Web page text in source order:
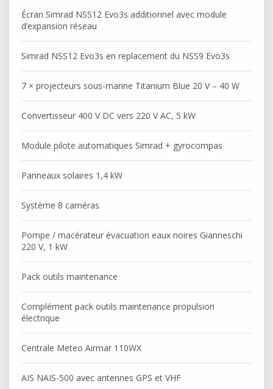
Écran Simrad NSS12 Evo3s additionnel avec module
d’expansion réseau
Simrad NSS12 Evo3s en replacement du NSS9 Evo3s
7 × projecteurs sous-marine Titanium Blue 20 V – 40 W
Convertisseur 400 V DC vers 220 V AC, 5 kW
Module pilote automatiques Simrad + gyrocompas
Panneaux solaires 1,4 kW
Système 8 caméras
Pompe / macérateur évacuation eaux noires Gianneschi
220 V, 1 kW
Pack outils maintenance
Complément pack outils maintenance propulsion
électrique
Centrale Meteo Airmar 110WX
AIS NAIS-500 avec antennes GPS et VHF